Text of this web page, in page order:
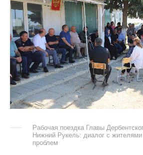
Рабочая поездка Главы
Нижний Рукель: диалог с
проблем